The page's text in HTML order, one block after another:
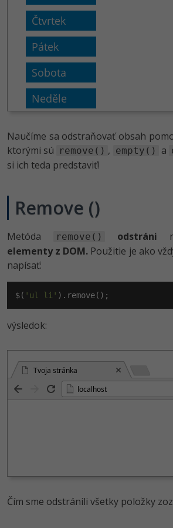
Kybernetická bezpečnost
Elektronický podpis
Windows
Ostatné
Fórum
Naučíme sa odstraňovať obsah
ktorými sú
remove() , empty() a
si ich teda predstaviť!
Remove ()
Metóda remove() odstráni
elementy z DOM. Použitie je ako
napísať:
$( 'ul li' ).remove();
výsledok:
Tvoja stránka
localhost
Čím sme odstránili všetky položky